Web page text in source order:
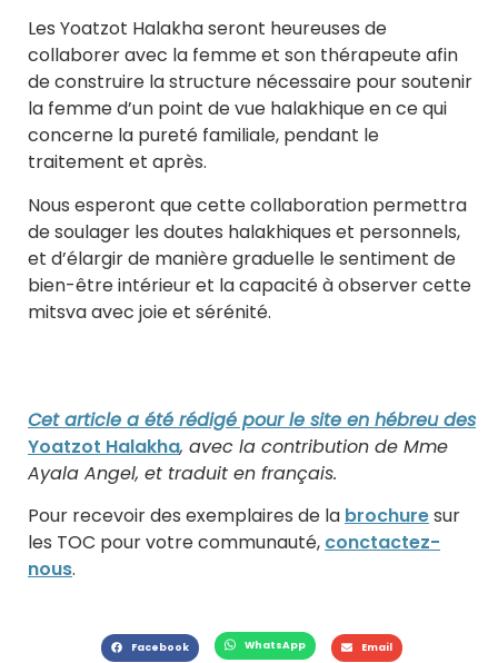
Les Yoatzot Halakha seront heureuses de
collaborer avec la femme et son thérapeute afin
de construire la structure nécessaire pour soutenir
la femme d’un point de vue halakhique en ce qui
concerne la pureté familiale, pendant le
traitement et après.
Nous esperont que cette collaboration permettra
de soulager les doutes halakhiques et personnels,
et d’élargir de manière graduelle le sentiment de
bien-être intérieur et la capacité à observer cette
mitsva avec joie et sérénité.
Cet article a été rédigé pour le site en hébreu des
Yoatzot Halakha, avec la contribution de Mme
Ayala Angel, et traduit en français.
Pour recevoir des exemplaires de la brochuresur
les TOC pour votre communauté, conctactez-
nous.
Facebook WhatsApp Email